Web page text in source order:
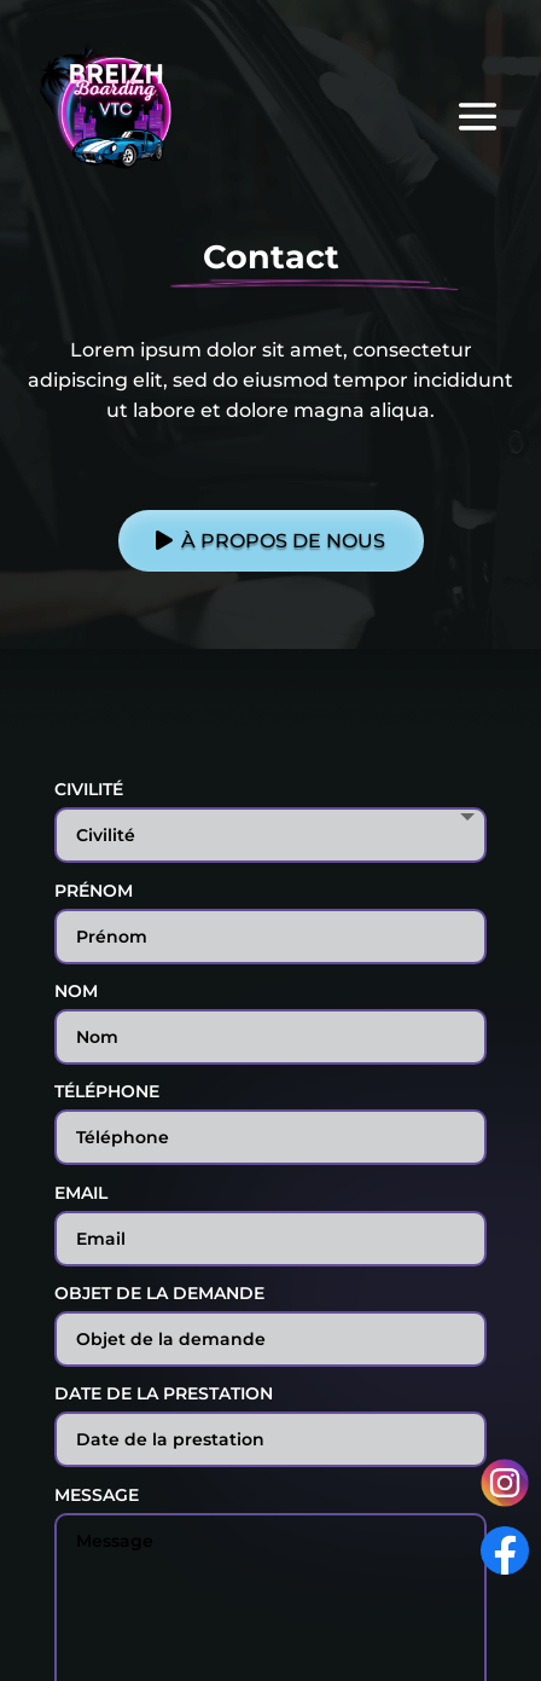
Contact
Lorem ipsum dolor sit amet, consectetur
adipiscing elit, sed do eiusmod tempor incididunt
ut labore et dolore magna aliqua.
À PROPOS DE NOUS
CIVILITÉ
PRÉNOM
NOM
TÉLÉPHONE
EMAIL
OBJET DE LA DEMANDE
DATE DE LA PRESTATION
MESSAGE